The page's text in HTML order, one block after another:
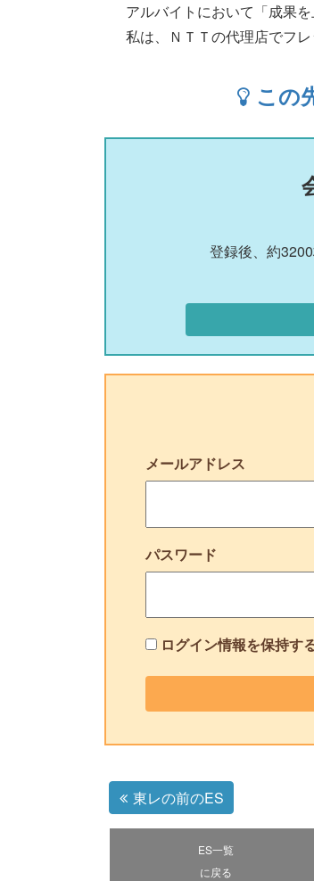
アルバイトにおいて「成果を
私は、ＮＴＴの代理店でフ
この
登録後、約
メールアドレス
パスワード
ログイン情報を保持す
東レの前のES
ES一覧
に戻る